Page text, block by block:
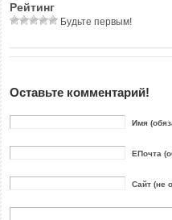
Рейтинг
Будьте первым!
Оставьте комментарий!
Имя
ЕПочта
Сайт (не